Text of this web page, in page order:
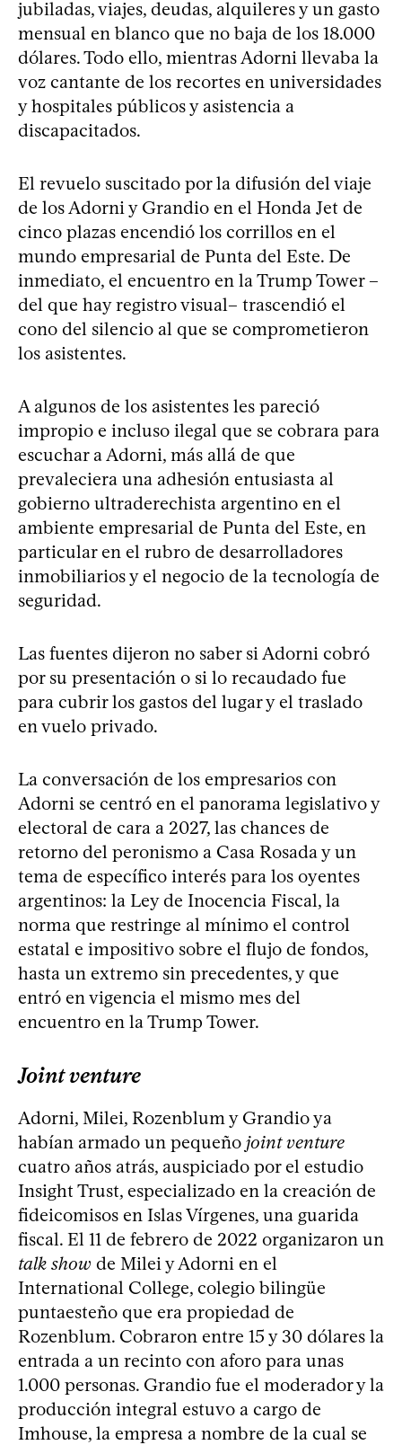
jubiladas, viajes, deudas, alquileres y un gasto
mensual en blanco que no baja de los 18.000
dólares. Todo ello, mientras Adorni llevaba la
voz cantante de los recortes en universidades
y hospitales públicos y asistencia a
discapacitados.
El revuelo suscitado por la difusión del viaje
de los Adorni y Grandio en el Honda Jet de
cinco plazas encendió los corrillos en el
mundo empresarial de Punta del Este. De
inmediato, el encuentro en la Trump Tower –
del que hay registro visual– trascendió el
cono del silencio al que se comprometieron
los asistentes.
A algunos de los asistentes les pareció
impropio e incluso ilegal que se cobrara para
escuchar a Adorni, más allá de que
prevaleciera una adhesión entusiasta al
gobierno ultraderechista argentino en el
ambiente empresarial de Punta del Este, en
particular en el rubro de desarrolladores
inmobiliarios y el negocio de la tecnología de
seguridad.
Las fuentes dijeron no saber si Adorni cobró
por su presentación o si lo recaudado fue
para cubrir los gastos del lugar y el traslado
en vuelo privado.
La conversación de los empresarios con
Adorni se centró en el panorama legislativo y
electoral de cara a 2027, las chances de
retorno del peronismo a Casa Rosada y un
tema de específico interés para los oyentes
argentinos: la Ley de Inocencia Fiscal, la
norma que restringe al mínimo el control
estatal e impositivo sobre el flujo de fondos,
hasta un extremo sin precedentes, y que
entró en vigencia el mismo mes del
encuentro en la Trump Tower.
Joint venture
Adorni, Milei, Rozenblum y Grandio ya
habían armado un pequeño joint venture
cuatro años atrás, auspiciado por el estudio
Insight Trust, especializado en la creación de
fideicomisos en Islas Vírgenes, una guarida
fiscal. El 11 de febrero de 2022 organizaron un
talk show de Milei y Adorni en el
International College, colegio bilingüe
puntaesteño que era propiedad de
Rozenblum. Cobraron entre 15 y 30 dólares la
entrada a un recinto con aforo para unas
1.000 personas. Grandio fue el moderador y la
producción integral estuvo a cargo de
Imhouse, la empresa a nombre de la cual se